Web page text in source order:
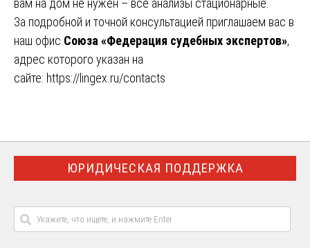
вам на дом не нужен – все анализы стационарные.
За подробной и точной консультацией приглашаем вас в
наш офис Союза «Федерация судебных экспертов»,
адрес которого указан на
сайте: https://lingex.ru/contacts
ЮРИДИЧЕСКАЯ ПОДДЕРЖКА